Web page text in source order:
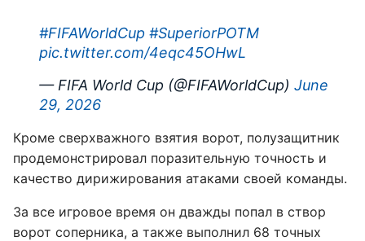
#FIFAWorldCup #SuperiorPOTM
pic.twitter.com/4eqc45OHwL
— FIFA World Cup (@FIFAWorldCup) June
29, 2026
Кроме сверхважного взятия ворот, полузащитник
продемонстрировал поразительную точность и
качество дирижирования атаками своей команды.
За все игровое время он дважды попал в створ
ворот соперника, а также выполнил 68 точных